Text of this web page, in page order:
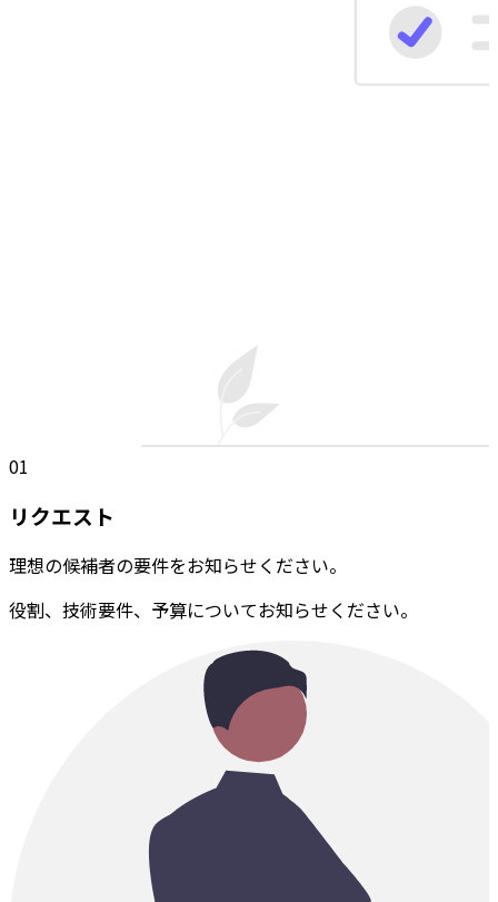
01
リクエスト
理想の候補者の要件をお知らせください。
役割、技術要件、予算についてお知らせください。